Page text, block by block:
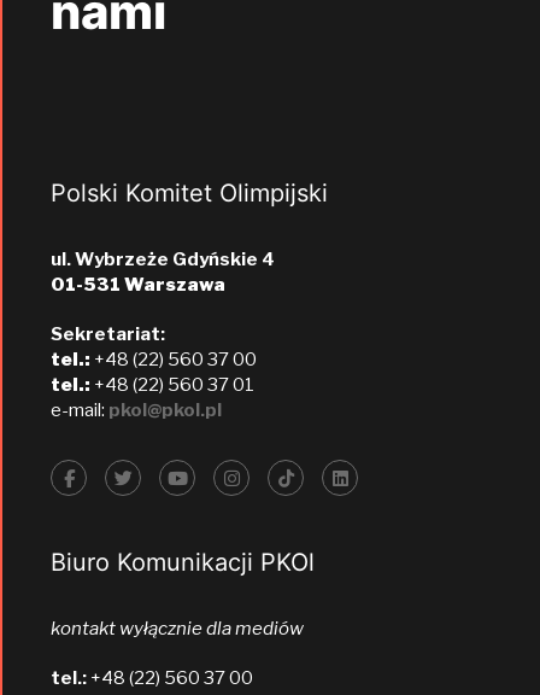
Polski Komitet Olimpijski
ul. Wybrzeże Gdyńskie 4
01-531 Warszawa
Sekretariat:
tel.: +48 (22) 560 37 00
tel.: +48 (22) 560 37 01
e-mail: pkol@pkol.pl
Biuro Komunikacji PKOl
kontakt wyłącznie dla mediów
tel.: +48 (22) 560 37 00